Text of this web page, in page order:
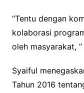
“Tentu dengan
kolaborasi
oleh masyarakat,
Syaiful
Tahun 2016